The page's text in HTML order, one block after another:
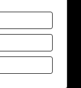
rejoindre
facebook
Instagram
Linkedin